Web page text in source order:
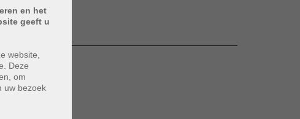
en het
geeft u
website,
Deze
om
uw bezoek